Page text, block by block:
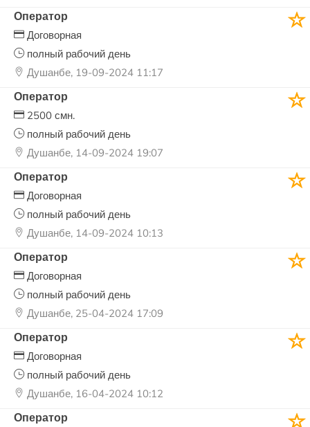
Оператор
Договорная
полный рабочий день
Душанбе, 19-09-2024 11:17
Оператор
2500 смн.
полный рабочий день
Душанбе, 14-09-2024 19:07
Оператор
Договорная
полный рабочий день
Душанбе, 14-09-2024 10:13
Оператор
Договорная
полный рабочий день
Душанбе, 25-04-2024 17:09
Оператор
Договорная
полный рабочий день
Душанбе, 16-04-2024 10:12
Оператор